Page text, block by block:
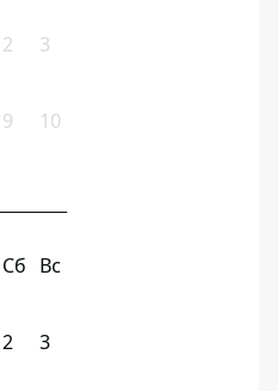
2 3
9 10
Сб Вс
2 3